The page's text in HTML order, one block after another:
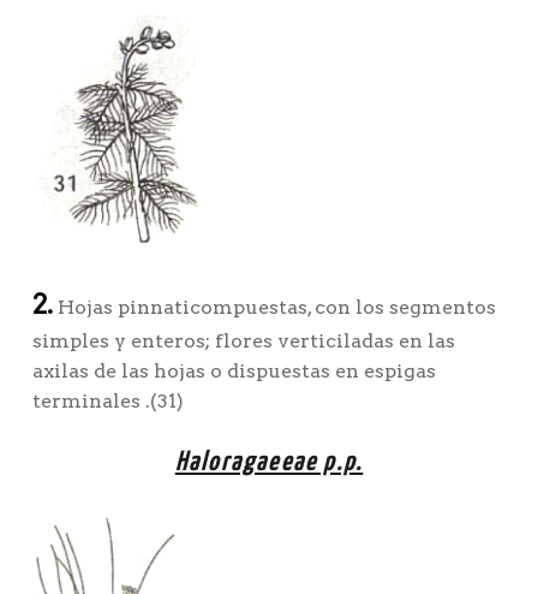
2.Hojas pinnaticompuestas, con los segmentos
simples y enteros; flores verticiladas en las
axilas de las hojas o dispuestas en espigas
terminales .(31)
Haloragaeeae p.p.